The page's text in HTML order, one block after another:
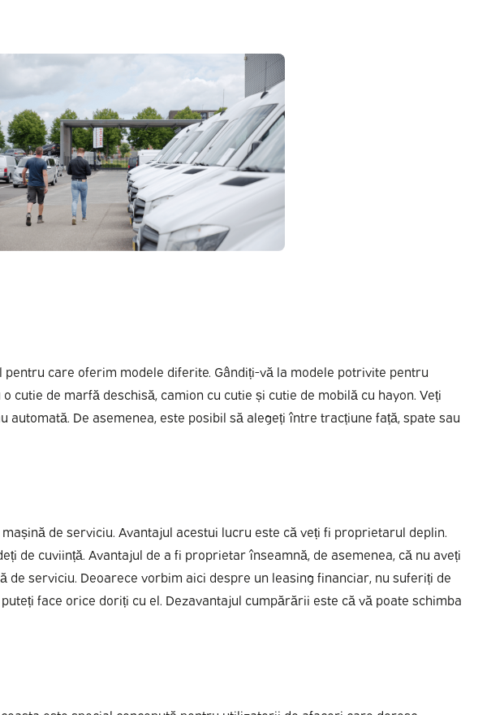
care oferim modele diferite. Gândiți-vă la modele potrivite pentru
de marfă deschisă, camion cu cutie și cutie de mobilă cu hayon. Veți
De asemenea, este posibil să alegeți între tracțiune față, spate sau
de serviciu. Avantajul acestui lucru este că veți fi proprietarul deplin.
de cuviință. Avantajul de a fi proprietar înseamnă, de asemenea, că nu aveți
serviciu. Deoarece vorbim aici despre un leasing financiar, nu suferiți de
face orice doriți cu el. Dezavantajul cumpărării este că vă poate schimba